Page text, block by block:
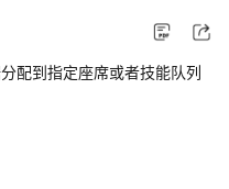
配到指定座席或者技能队列